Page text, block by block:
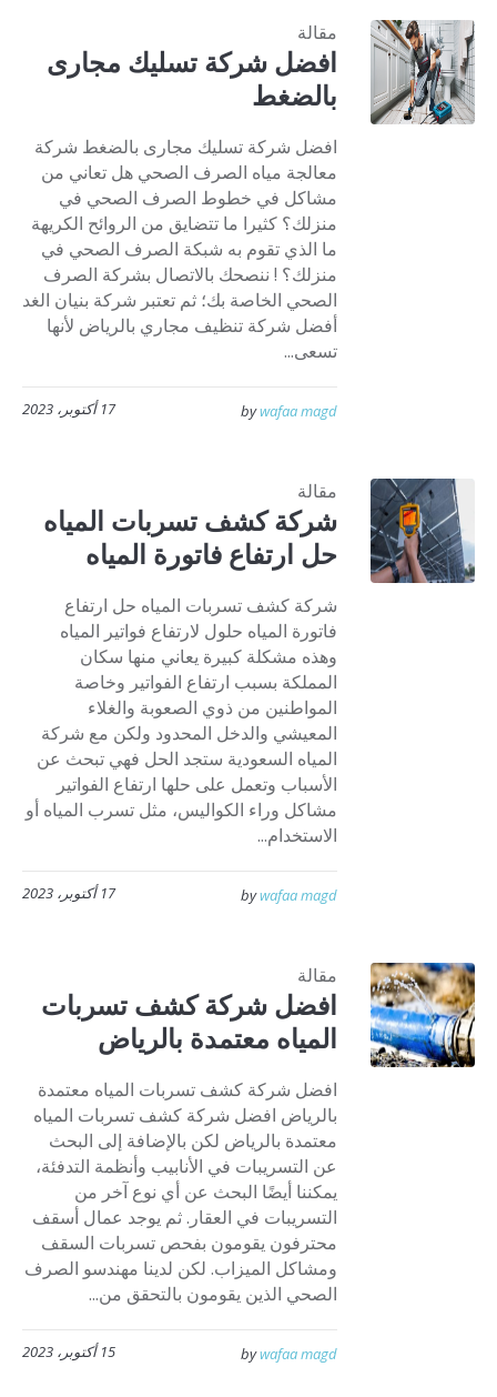
مقالة
افضل شركة تسليك مجارى
بالضغط
افضل شركة تسليك مجارى بالضغط شركة
معالجة مياه الصرف الصحي هل تعاني من
مشاكل في خطوط الصرف الصحي في
منزلك؟ كثيرا ما تتضايق من الروائح الكريهة
ما الذي تقوم به شبكة الصرف الصحي في
منزلك؟ ! ننصحك بالاتصال بشركة الصرف
الصحي الخاصة بك؛ ثم تعتبر شركة بنيان الغد
أفضل شركة تنظيف مجاري بالرياض لأنها
تسعى...
17 أكتوبر، 2023 bywafaa magd
مقالة
شركة كشف تسربات المياه
حل ارتفاع فاتورة المياه
شركة كشف تسربات المياه حل ارتفاع
فاتورة المياه حلول لارتفاع فواتير المياه
وهذه مشكلة كبيرة يعاني منها سكان
المملكة بسبب ارتفاع الفواتير وخاصة
المواطنين من ذوي الصعوبة والغلاء
المعيشي والدخل المحدود ولكن مع شركة
المياه السعودية ستجد الحل فهي تبحث عن
الأسباب وتعمل على حلها ارتفاع الفواتير
مشاكل وراء الكواليس، مثل تسرب المياه أو
الاستخدام...
17 أكتوبر، 2023 bywafaa magd
مقالة
افضل شركة كشف تسربات
المياه معتمدة بالرياض
افضل شركة كشف تسربات المياه معتمدة
بالرياض افضل شركة كشف تسربات المياه
معتمدة بالرياض لكن بالإضافة إلى البحث
عن التسريبات في الأنابيب وأنظمة التدفئة،
يمكننا أيضًا البحث عن أي نوع آخر من
التسريبات في العقار. ثم يوجد عمال أسقف
محترفون يقومون بفحص تسربات السقف
ومشاكل الميزاب. لكن لدينا مهندسو الصرف
الصحي الذين يقومون بالتحقق من...
15 أكتوبر، 2023 bywafaa magd